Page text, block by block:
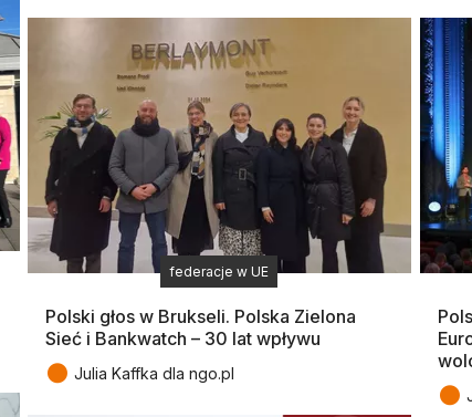
federacje w UE
Polski głos w Brukseli. Polska Zielona
Sieć i Bankwatch – 30 lat wpływu
● Julia Kaffka dla ngo.pl
●